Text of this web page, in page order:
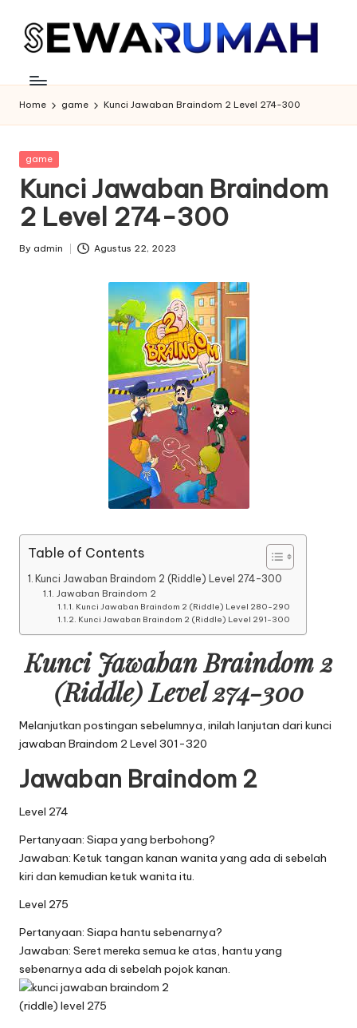
Home game Kunci Jawaban Braindom 2 Level 274-300
Posted
game
Kunci Jawaban Braindom
2 Level 274-300
Posted
By admin Agustus 22, 2023
Table of Contents
Kunci Jawaban Braindom 2 (Riddle) Level 274-300
Jawaban Braindom 2
Kunci Jawaban Braindom 2 (Riddle) Level 280-290
Kunci Jawaban Braindom 2 (Riddle) Level 291-300
Kunci Jawaban Braindom 2
(Riddle) Level 274-300
Melanjutkan postingan sebelumnya, inilah lanjutan dari kunci
jawaban Braindom 2 Level 301-320
Jawaban Braindom 2
Level 274
Pertanyaan: Siapa yang berbohong?
Jawaban: Ketuk tangan kanan wanita yang ada di sebelah
kiri dan kemudian ketuk wanita itu.
Level 275
Pertanyaan: Siapa hantu sebenarnya?
Jawaban: Seret mereka semua ke atas, hantu yang
sebenarnya ada di sebelah pojok kanan.